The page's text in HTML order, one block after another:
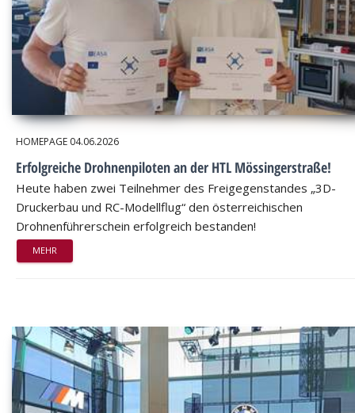
HOMEPAGE 04.06.2026
Erfolgreiche Drohnenpiloten an der HTL Mössingerstraße!
Heute haben zwei Teilnehmer des Freigegenstandes „3D-
Druckerbau und RC-Modellflug“ den österreichischen
Drohnenführerschein erfolgreich bestanden!
MEHR